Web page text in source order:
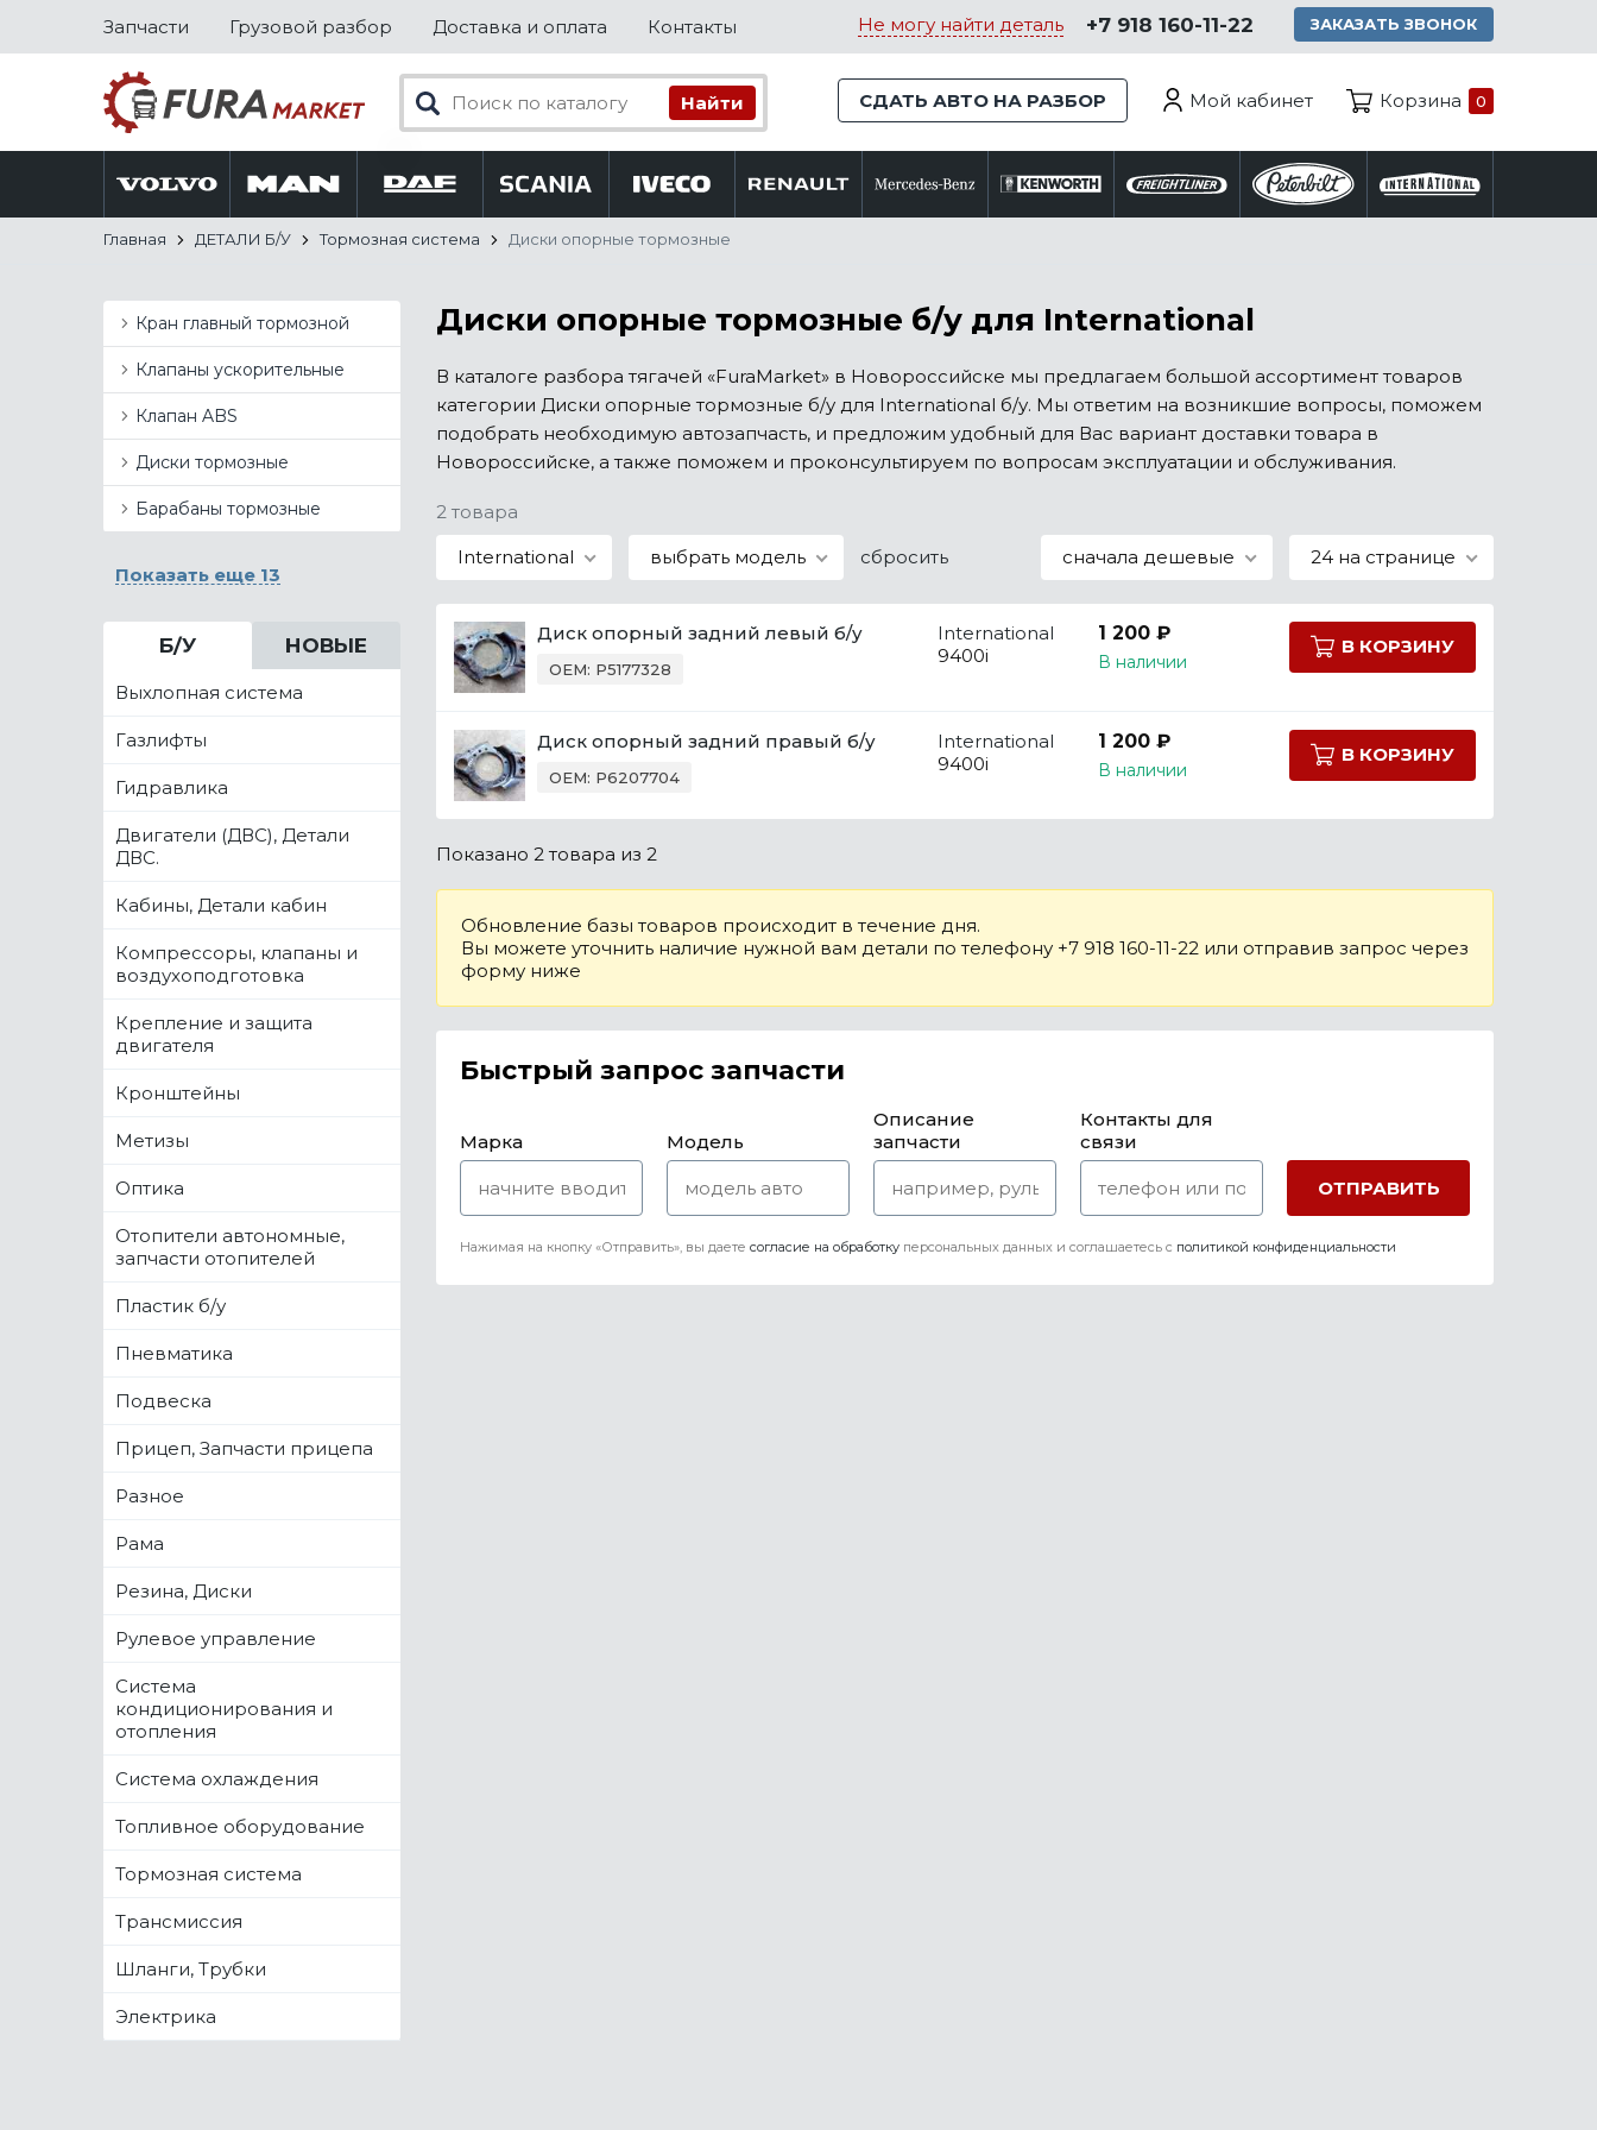
Запчасти Грузовой разбор Доставка и оплата Контакты Не могу найти деталь +7 918 160-11-22 ЗАКАЗАТЬ ЗВОНОК
СДАТЬ АВТО НА РАЗБОР Мой кабинет Корзина 0
Главная ДЕТАЛИ Б/У Тормозная система Диски опорные тормозные
Кран главный тормозной
Клапаны ускорительные
Клапан ABS
Диски тормозные
Барабаны тормозные
Показать еще 13
Б/У НОВЫЕ
Выхлопная система
Газлифты
Гидравлика
Двигатели (ДВС), Детали
ДВС.
Кабины, Детали кабин
Компрессоры, клапаны и
воздухоподготовка
Крепление и защита
двигателя
Кронштейны
Метизы
Оптика
Отопители автономные,
запчасти отопителей
Пластик б/у
Пневматика
Подвеска
Прицеп, Запчасти прицепа
Разное
Рама
Резина, Диски
Рулевое управление
Система
кондиционирования и
отопления
Система охлаждения
Топливное оборудование
Тормозная система
Трансмиссия
Шланги, Трубки
Электрика
Диски опорные тормозные б/у для International
В каталоге разбора тягачей «FuraMarket» в Новороссийске мы предлагаем большой ассортимент товаров
категории Диски опорные тормозные б/у для International б/у. Мы ответим на возникшие вопросы, поможем
подобрать необходимую автозапчасть, и предложим удобный для Вас вариант доставки товара в
Новороссийске, а также поможем и проконсультируем по вопросам эксплуатации и обслуживания.
2 товара
International
выбрать модель сбросить сначала дешевые 24 на странице
Диск опорный задний левый б/у
OEM: P5177328
International
9400i
1 200 ₽
В наличии
В КОРЗИНУ
Диск опорный задний правый б/у
OEM: P6207704
International
9400i
1 200 ₽
В наличии
В КОРЗИНУ
Показано 2 товара из 2
Обновление базы товаров происходит в течение дня.
Вы можете уточнить наличие нужной вам детали по телефону +7 918 160-11-22 или отправив запрос через
форму ниже
Быстрый запрос запчасти
Марка Модель
Описание
запчасти
Контакты для
связи
Нажимая на кнопку «Отправить», вы даете согласие на обработку персональных данных и соглашаетесь c политикой конфиденциальности